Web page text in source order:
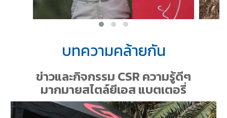
บทความคล้ายกัน
ข่าวและกิจกรรม CSR ความรู้ดีๆ
มากมายสไตล์ยีเอส แบตเตอรี่